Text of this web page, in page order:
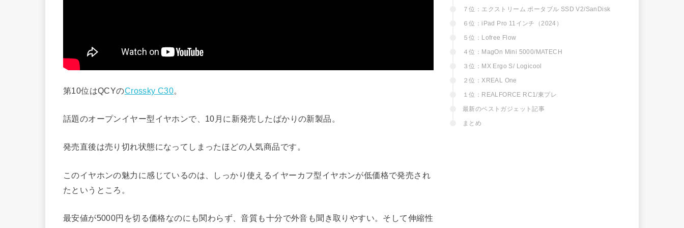
第10位はQCYのCrossky C30
話題のオープンイヤー型イヤホンで、10月に新発売したばかりの新製品。
発売直後は売り切れ状態になってしまったほどの人気商品です。
このイヤホンの魅力に感じているのは、しっかり使えるイヤーカフ型イヤホンが低価格で発売され
たというところ。
最安値が5000円を切る価格なのにも関わらず、音質も十分で外音も聞き取りやすい。そして伸縮性
７位：エクストリーム ポータブル SSD V2/SanDisk
６位：iPad Pro 11インチ（2024）
５位：Lofree Flow
４位：MagOn Mini 5000/MATECH
３位：MX Ergo S/ Logicool
２位：XREAL One
１位：REALFORCE RC1/東プレ
最新のベストガジェット記事
まとめ